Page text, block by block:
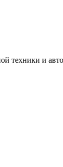
техники и